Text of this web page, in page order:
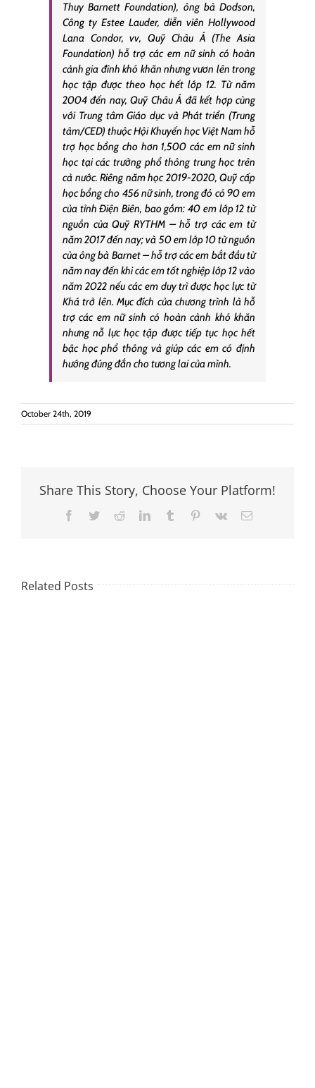
Thuy Barnett Foundation), ông bà Dodson,
Công ty Estee Lauder, diễn viên Hollywood
Lana Condor, vv, Quỹ Châu Á (The Asia
Foundation) hỗ trợ các em nữ sinh có hoàn
cảnh gia đình khó khăn nhưng vươn lên trong
học tập được theo học hết lớp 12. Từ năm
2004 đến nay, Quỹ Châu Á đã kết hợp cùng
với Trung tâm Giáo dục và Phát triển (Trung
tâm/CED) thuộc Hội Khuyến học Việt Nam hỗ
trợ học bổng cho hơn 1,500 các em nữ sinh
học tại các trường phổ thông trung học trên
cả nước. Riêng năm học 2019-2020, Quỹ cấp
học bổng cho 456 nữ sinh, trong đó có 90 em
của tỉnh Điện Biên, bao gồm: 40 em lớp 12 từ
nguồn của Quỹ RYTHM – hỗ trợ các em từ
năm 2017 đến nay; và 50 em lớp 10 từ nguồn
của ông bà Barnet – hỗ trợ các em bắt đầu từ
năm nay đến khi các em tốt nghiệp lớp 12 vào
năm 2022 nếu các em duy trì được học lực từ
Khá trở lên. Mục đích của chương trình là hỗ
trợ các em nữ sinh có hoàn cảnh khó khăn
nhưng nỗ lực học tập được tiếp tục học hết
bậc học phổ thông và giúp các em có định
hướng đúng đắn cho tương lai của mình.
October 24th, 2019
Share This Story, Choose Your Platform!
Facebook
TwitterRedditLinkedInTumblr Pinterest
Vk Email
Related Posts